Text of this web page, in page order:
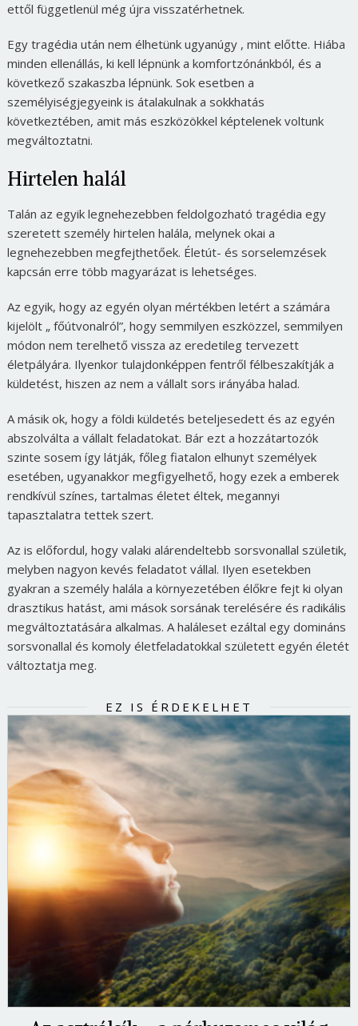
ettől függetlenül még újra visszatérhetnek.
Egy tragédia után nem élhetünk ugyanúgy , mint előtte. Hiába
minden ellenállás, ki kell lépnünk a komfortzónánkból, és a
következő szakaszba lépnünk. Sok esetben a
személyiségjegyeink is átalakulnak a sokkhatás
következtében, amit más eszközökkel képtelenek voltunk
megváltoztatni.
Hirtelen halál
Talán az egyik legnehezebben feldolgozható tragédia egy
szeretett személy hirtelen halála, melynek okai a
legnehezebben megfejthetőek. Életút- és sorselemzések
kapcsán erre több magyarázat is lehetséges.
Az egyik, hogy az egyén olyan mértékben letért a számára
kijelölt „ főútvonalról”, hogy semmilyen eszközzel, semmilyen
módon nem terelhető vissza az eredetileg tervezett
életpályára. Ilyenkor tulajdonképpen fentről félbeszakítják a
küldetést, hiszen az nem a vállalt sors irányába halad.
A másik ok, hogy a földi küldetés beteljesedett és az egyén
abszolválta a vállalt feladatokat. Bár ezt a hozzátartozók
szinte sosem így látják, főleg fiatalon elhunyt személyek
esetében, ugyanakkor megfigyelhető, hogy ezek a emberek
rendkívül színes, tartalmas életet éltek, megannyi
tapasztalatra tettek szert.
Az is előfordul, hogy valaki alárendeltebb sorsvonallal születik,
melyben nagyon kevés feladatot vállal. Ilyen esetekben
gyakran a személy halála a környezetében élőkre fejt ki olyan
drasztikus hatást, ami mások sorsának terelésére és radikális
megváltoztatására alkalmas. A haláleset ezáltal egy domináns
sorsvonallal és komoly életfeladatokkal született egyén életét
változtatja meg.
EZ IS ÉRDEKELHET